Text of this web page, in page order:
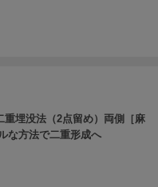
重埋没法（2点留め）両側［麻
な方法で二重形成へ